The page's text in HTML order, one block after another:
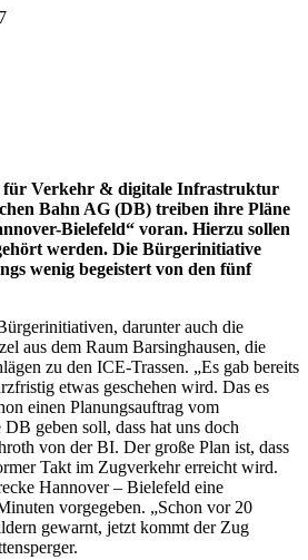
für Verkehr & digitale Infrastruktur
Bahn AG (DB) treiben ihre Pläne
Bielefeld“ voran. Hierzu sollen
werden. Die Bürgerinitiative
wenig begeistert von den fünf
darunter auch die
aus dem Raum Barsinghausen, die
zu den ICE-Trassen. „Es gab bereits
etwas geschehen wird. Das es
einen Planungsauftrag vom
geben soll, dass hat uns doch
von der BI. Der große Plan ist, dass
Takt im Zugverkehr erreicht wird.
Hannover – Bielefeld eine
vorgegeben. „Schon vor 20
gewarnt, jetzt kommt der Zug